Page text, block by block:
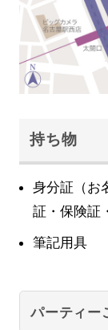
持ち物
身分証（お
証・保険証
筆記用具
パーティー